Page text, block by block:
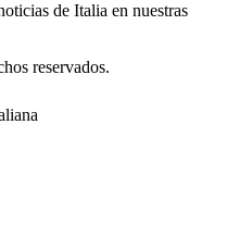
de Italia en nuestras
reservados.